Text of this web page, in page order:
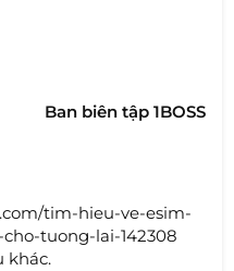
Ban biên tập 1BOSS
tim-hieu-ve-esim-
tuong-lai-142308
khác.